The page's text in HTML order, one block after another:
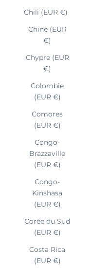
Chili (EUR €)
Chine (EUR
€)
Chypre (EUR
€)
Colombie
(EUR €)
Comores
(EUR €)
Congo-
Brazzaville
(EUR €)
Congo-
Kinshasa
(EUR €)
Corée du Sud
(EUR €)
Costa Rica
(EUR €)